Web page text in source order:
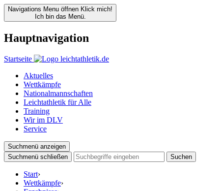
Navigations Menu öffnen Klick mich!
Ich bin das Menü.
Hauptnavigation
Startseite
Aktuelles
Wettkämpfe
Nationalmannschaften
Leichtathletik für Alle
Training
Wir im DLV
Service
Suchmenü anzeigen
Suchmenü schließen
Suchen
Start›
Wettkämpfe›